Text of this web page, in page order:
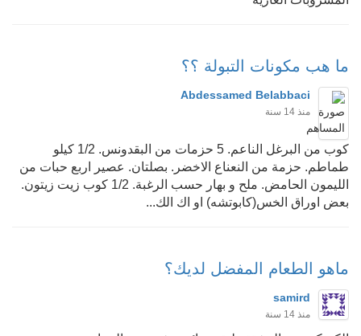
ما هب مكونات التبولة ؟؟
Abdessamed Belabbaci
منذ 14 سنة
كوب من البرغل الناعم. 5 حزمات من البقدونس. 1/2 كيلو
طماطم. حزمة من النعناع الاخضر. بصلتان. عصير اربع حبات من
الليمون الحامض. ملح و بهار حسب الرغبة. 1/2 كوب زيت زيتون.
بعض اوراق الخس(كابوتشه) او اك الك...
ماهو الطعام المفضل لديك؟
samird
منذ 14 سنة